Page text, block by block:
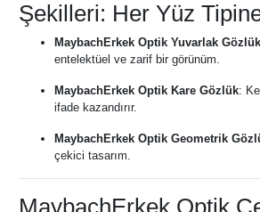
Şekilleri: Her Yüz
MaybachErkek Optik Yuvarlak Gözlük
entelektüel ve zarif bir görünüm.
MaybachErkek Optik Kare Gözlük:
ifade kazandırır.
MaybachErkek Optik Geometrik
çekici tasarım.
MaybachErkek Optik